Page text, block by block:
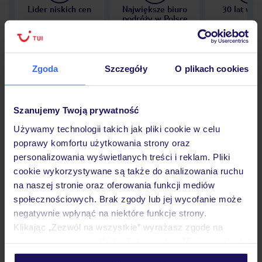
Zgoda Szczegóły O plikach cookies
Szanujemy Twoją prywatność
Używamy technologii takich jak pliki cookie w celu
poprawy komfortu użytkowania strony oraz
personalizowania wyświetlanych treści i reklam. Pliki
cookie wykorzystywane są także do analizowania ruchu
na naszej stronie oraz oferowania funkcji mediów
społecznościowych. Brak zgody lub jej wycofanie może
negatywnie wpłynąć na niektóre funkcje strony.
Klikając „Zezwól na wszystkie” wyrażasz zgodę na
personalizować swój wybór wchodząc w zakładkę
Lider niskich cen
Największe biuro
podróży w Polsce
30 lat w
Opinie
Pokoje
Wyżywienie